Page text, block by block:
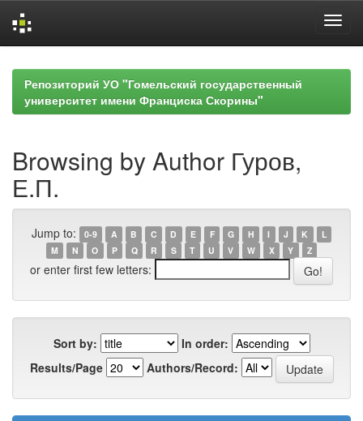
navigationРепозиторий УО "Гомельский государственный
университет имени Франциска Скорины"
Browsing by Author Гуров,
Е.П.
Jump to: 0-9 A B C D E F G H I J K
L
M
N O P Q R S T U V W X Y Z
or enter first few letters:
Sort by:
In order:
Results/Page
Authors/Record: